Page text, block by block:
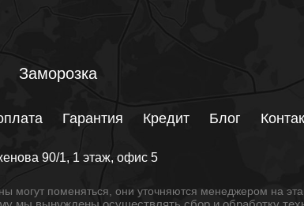
Заморозка
Гарантия Кредит Блог
90/1, 1 этаж, офис 5
поменяться, они уточняются менеджером на